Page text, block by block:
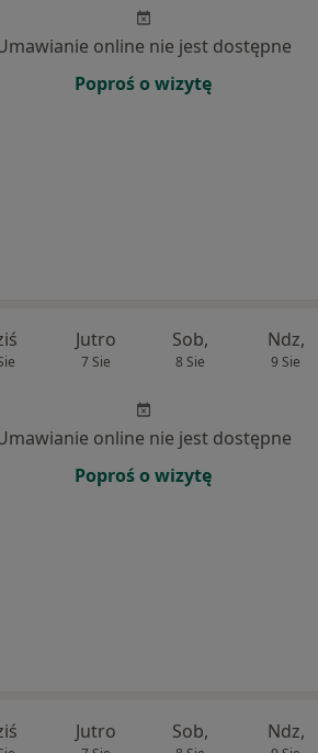
online nie jest dostępne
Poproś o wizytę
Jutro
7 Sie
Sob,
8 Sie
Ndz,
9 Sie
online nie jest dostępne
Poproś o wizytę
Jutro Sob, Ndz,